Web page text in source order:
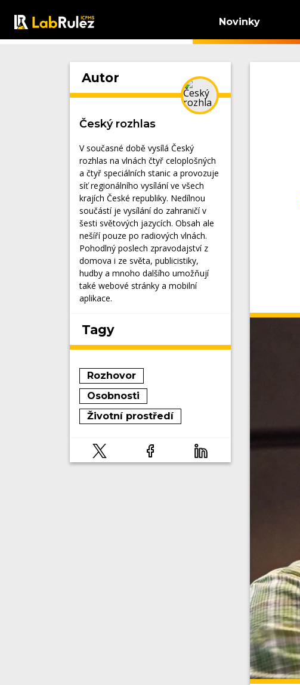
Novinky
Autor
Český rozhlas
V současné době vysílá Český
rozhlas na vlnách čtyř celoplošných
a čtyř speciálních stanic a provozuje
síť regionálního vysílání ve všech
krajích České republiky. Nedílnou
součástí je vysílání do zahraničí v
šesti světových jazycích. Obsah ale
nešíří pouze po radiových vlnách.
Pohodlný poslech zpravodajství z
domova i ze světa, publicistiky,
hudby a mnoho dalšího umožňují
také webové stránky a mobilní
aplikace.
Tagy
Rozhovor
Osobnosti
Životní prostředí